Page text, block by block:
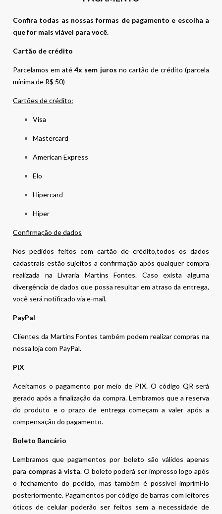
Confira todas as nossas formas de pagamento e escolha a
que for mais viável para você.
Cartão de crédito
Parcelamos em até4x sem juros no cartão de crédito (parcela
mínima de R$ 50)
Cartões de crédito:
Visa
Mastercard
American Express
Elo
Hipercard
Hiper
Confirmação de dados
Nos pedidos feitos com cartão de crédito,todos os dados
cadastrais estão sujeitos a confirmação após qualquer compra
realizada na Livraria Martins Fontes. Caso exista alguma
divergência de dados que possa resultar em atraso da entrega,
você será notificado via e-mail.
PayPal
Clientes da Martins Fontes também podem realizar compras na
nossa loja com PayPal.
PIX
Aceitamos o pagamento por meio de PIX. O código QR será
gerado após a finalização da compra. Lembramos que a reserva
do produto e o prazo de entrega começam a valer após a
compensação do pagamento.
Boleto Bancário
Lembramos que pagamentos por boleto são válidos apenas
para compras à vista. O boleto poderá ser impresso logo após
o fechamento do pedido, mas também é possível imprimi-lo
posteriormente. Pagamentos por código de barras com leitores
óticos de celular poderão ser feitos sem a necessidade de